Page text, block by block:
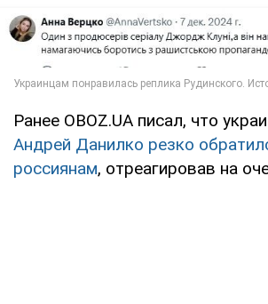
Ранее OBOZ.UA писал, что
Андрей Данилко резко
россиянам, отреагировав на